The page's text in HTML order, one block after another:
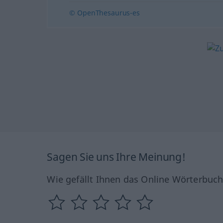
© OpenThesaurus-es
Sagen Sie uns Ihre Meinung!
Wie gefällt Ihnen das Online